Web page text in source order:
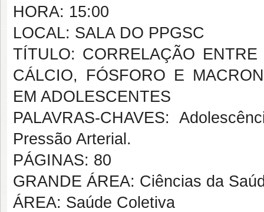
HORA: 15:00
LOCAL: SALA DO PPGSC
TÍTULO: CORRELAÇÃO
CÁLCIO, FÓSFORO E
EM ADOLESCENTES
PALAVRAS-CHAVES:
Pressão Arterial.
PÁGINAS: 80
GRANDE ÁREA: Ciências da
ÁREA: Saúde Coletiva